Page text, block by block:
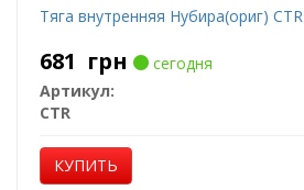
Тяга внутренняя Нубира(ориг) CTR
681 грн
сегодня
Артикул:
CTR
КУПИТЬ